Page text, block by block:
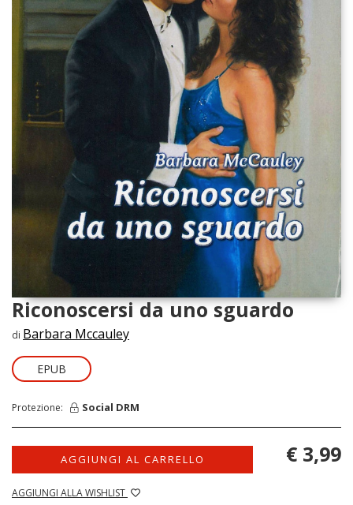
Riconoscersi da uno sguardo
di Barbara Mccauley
EPUB
Protezione: Social DRM
AGGIUNGI AL CARRELLO
AGGIUNGI ALLA WISHLIST
€ 3,99